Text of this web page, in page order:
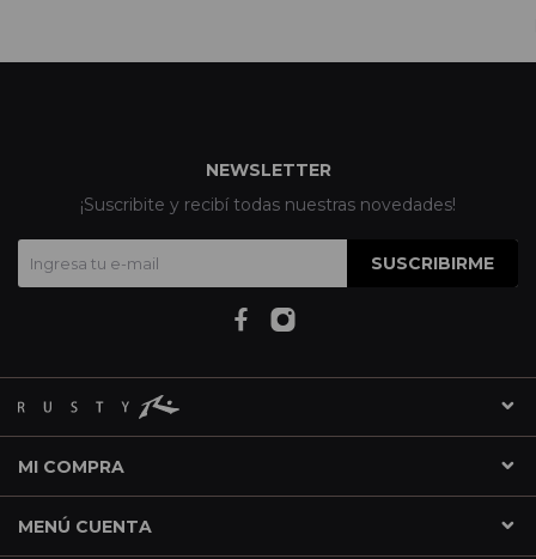
MI COMPRA
MENÚ CUENTA
NEWSLETTER
¡Suscribite y recibí todas nuestras novedades!
SUSCRIBIRME